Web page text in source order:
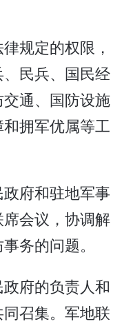
规定的权限，
民兵、国民经
通、国防设施
拥军优属等工
府和驻地军事
会议，协调解
务的问题。
府的负责人和
召集。军地联